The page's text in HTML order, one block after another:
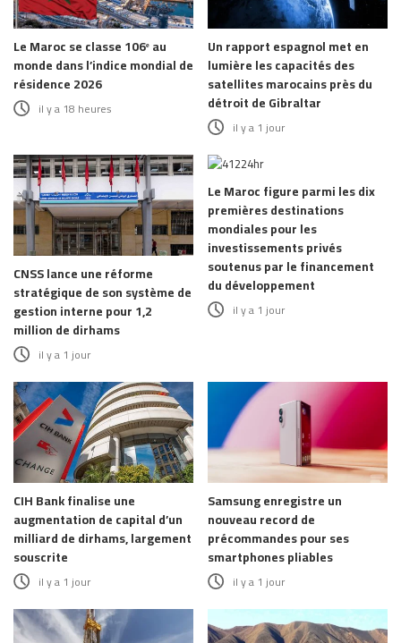
Le Maroc se classe 106ᵉ au
monde dans l’indice mondial de
résidence 2026
il y a 18 heures
Un rapport espagnol met en
lumière les capacités des
satellites marocains près du
détroit de Gibraltar
il y a 1 jour
CNSS lance une réforme
stratégique de son système de
gestion interne pour 1,2
million de dirhams
il y a 1 jour
Le Maroc figure parmi les dix
premières destinations
mondiales pour les
investissements privés
soutenus par le financement
du développement
il y a 1 jour
CIH Bank finalise une
augmentation de capital d’un
milliard de dirhams, largement
souscrite
il y a 1 jour
Samsung enregistre un
nouveau record de
précommandes pour ses
smartphones pliables
il y a 1 jour